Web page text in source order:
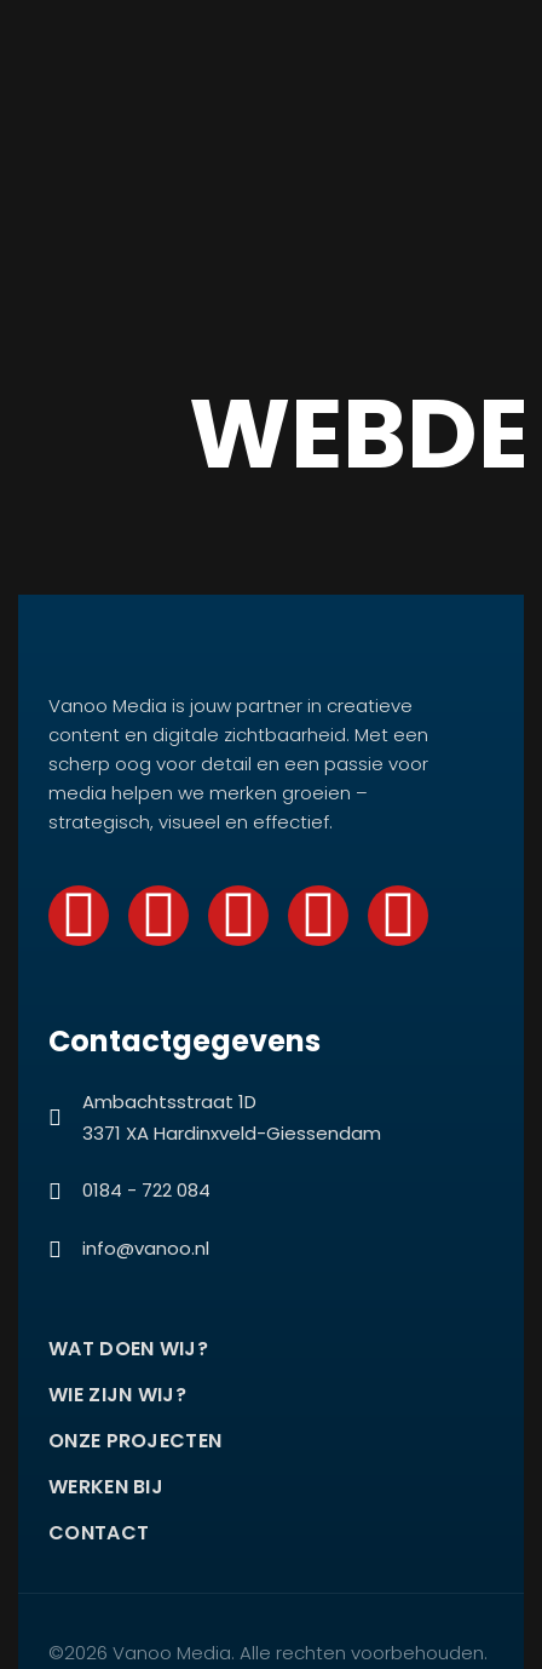
Vanoo Media is jouw partner in creatieve
content en digitale zichtbaarheid. Met een
scherp oog voor detail en een passie voor
media helpen we merken groeien –
strategisch, visueel en effectief.
Contactgegevens
Ambachtsstraat 1D
3371 XA Hardinxveld-Giessendam
0184 - 722 084
info@vanoo.nl
WAT DOEN WIJ?
WIE ZIJN WIJ?
ONZE PROJECTEN
WERKEN BIJ
CONTACT
©2026 Vanoo Media. Alle rechten voorbehouden.